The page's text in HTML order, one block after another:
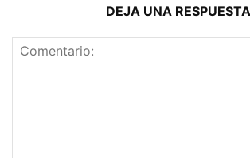
DEJA UNA RESPUESTA